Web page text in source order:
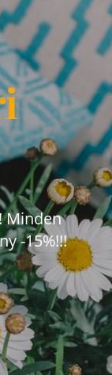
Minden
-15%!!!